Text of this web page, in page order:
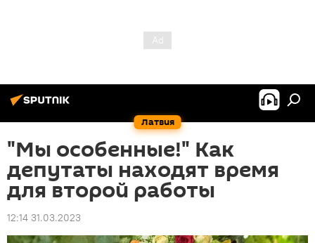
Латвия
"Мы особенные!" Как
депутаты находят время
для второй работы
12:14 31.03.2023